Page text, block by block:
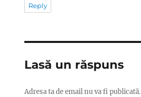
Reply
Lasă un răspuns
Adresa ta de email nu va fi publicată.